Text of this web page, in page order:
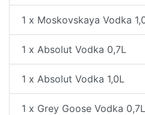
1 x Moskovskaya Vodka
1 x Absolut Vodka 0,7L
1 x Absolut Vodka 1,0L
1 x Grey Goose Vodka 0,7L